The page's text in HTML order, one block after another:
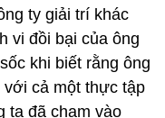
ty giải trí khác
vi đồi bại của ông
khi biết rằng ông
cả một thực tập
ta đã chạm vào